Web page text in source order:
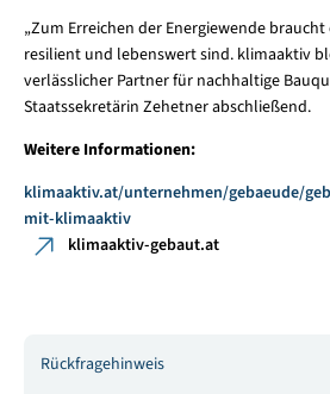
„Zum Erreichen der Energiewende
resilient und lebenswert sind. klimaaktiv
verlässlicher Partner für nachhaltige
Staatssekretärin Zehetner abschließend.
Weitere Informationen:
klimaaktiv.at/unternehmen/gebaeude/
mit-klimaaktiv
klimaaktiv-gebaut.at
Rückfragehinweis